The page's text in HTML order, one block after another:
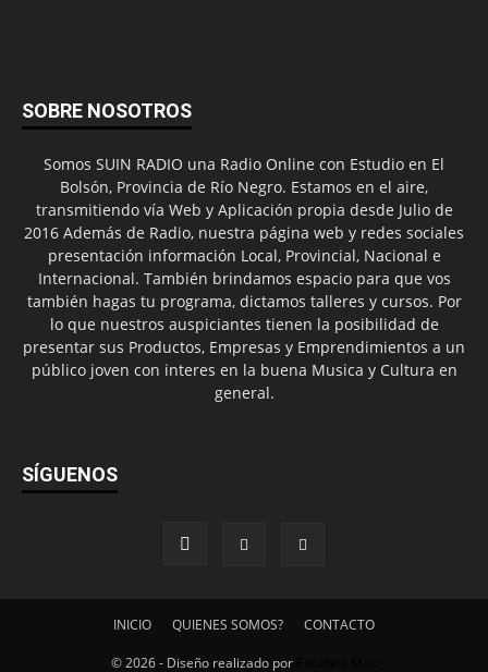
SOBRE NOSOTROS
Somos SUIN RADIO una Radio Online con Estudio en El
Bolsón, Provincia de Río Negro. Estamos en el aire,
transmitiendo vía Web y Aplicación propia desde Julio de
2016 Además de Radio, nuestra página web y redes sociales
presentación información Local, Provincial, Nacional e
Internacional. También brindamos espacio para que vos
también hagas tu programa, dictamos talleres y cursos. Por
lo que nuestros auspiciantes tienen la posibilidad de
presentar sus Productos, Empresas y Emprendimientos a un
público joven con interes en la buena Musica y Cultura en
general.
SÍGUENOS
INICIO QUIENES SOMOS? CONTACTO
© 2026 - Diseño realizado por